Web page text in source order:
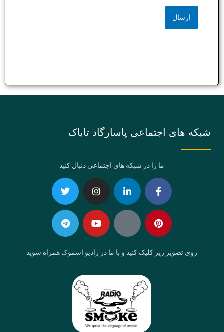
شبکه های اجتماعی پاسارگاد تاباک
ما را در شبکه های اجتماعی دنبال کنید
Facebook-
f
Linkedin-
in
Instagram
Twitter Pinterest
Eaparat
Youtube
Telegram
روی تصویر زیر کلیک کنید و با ما در رادیو اسموک همراه شوید